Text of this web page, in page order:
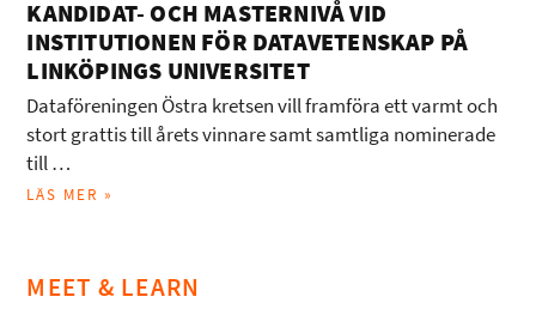
KANDIDAT- OCH MASTERNIVÅ VID
INSTITUTIONEN FÖR DATAVETENSKAP PÅ
LINKÖPINGS UNIVERSITET
Dataföreningen Östra kretsen vill framföra ett varmt och
stort grattis till årets vinnare samt samtliga nominerade
till …
LÄS MER »
MEET & LEARN